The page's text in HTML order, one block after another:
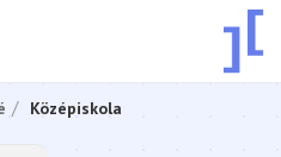
Középiskola